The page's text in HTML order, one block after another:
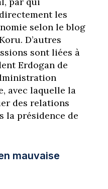
les
selon le blog
D’autres
sont liées à
Erdogan de
avec laquelle la
des relations
la présidence de
mauvaise